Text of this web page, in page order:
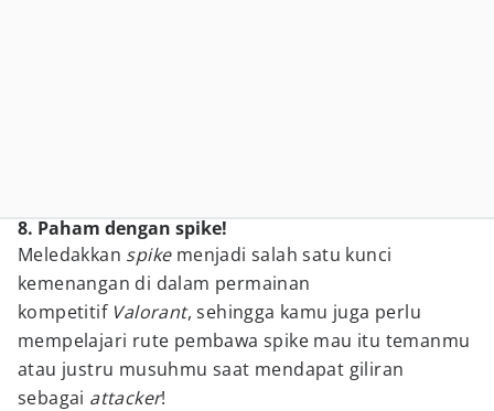
8. Paham dengan spike!
Meledakkan spike menjadi salah satu kunci
kemenangan di dalam permainan
kompetitif Valorant, sehingga kamu juga perlu
mempelajari rute pembawa spike mau itu temanmu
atau justru musuhmu saat mendapat giliran
sebagai attacker!